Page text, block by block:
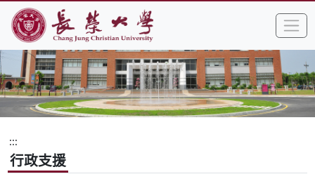
跳到主要內容區塊
長榮大學全球資訊網中文網頁
手
:::
行政支援